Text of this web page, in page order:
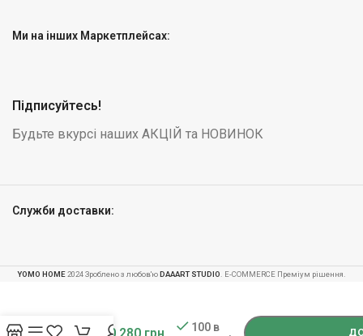
Ми на інших Маркетплейсах:
Підписуйтесь!
Будьте вкурсі наших АКЦІЙ та НОВИНОК
Служби доставки:
YOMO HOME 2024 Зроблено з любов'юDAAART STUDIO . E-COMMERCE Преміум рішення.
підвісна
10 280 грн
100 в